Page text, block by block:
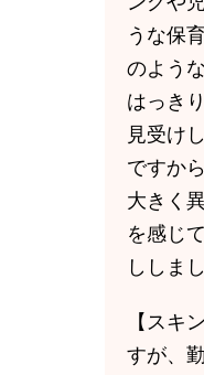
うな保
のよう
はっき
見受け
ですか
大きく
を感じ
ししま
【スキ
すが、